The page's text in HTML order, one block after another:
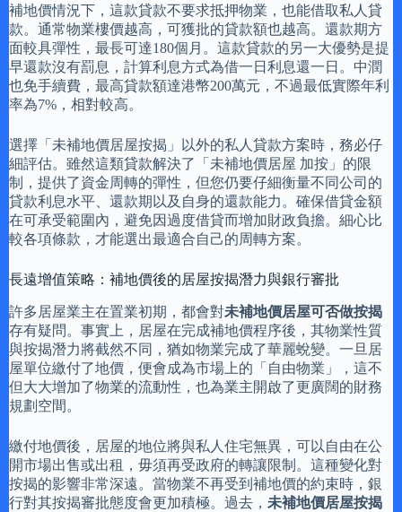
補地價情況下，這款貸款不要求抵押物業，也能借取私人貸
款。通常物業樓價越高，可獲批的貸款額也越高。還款期方
面較具彈性，最長可達180個月。這款貸款的另一大優勢是提
早還款沒有罰息，計算利息方式為借一日利息還一日。中潤
也免手續費，最高貸款額達港幣200萬元，不過最低實際年利
率為7%，相對較高。
選擇「未補地價居屋按揭」以外的私人貸款方案時，務必仔
細評估。雖然這類貸款解決了「未補地價居屋 加按」的限
制，提供了資金周轉的彈性，但您仍要仔細衡量不同公司的
貸款利息水平、還款期以及自身的還款能力。確保借貸金額
在可承受範圍內，避免因過度借貸而增加財政負擔。細心比
較各項條款，才能選出最適合自己的周轉方案。
長遠增值策略：補地價後的居屋按揭潛力與銀行審批
許多居屋業主在置業初期，都會對未補地價居屋可否做按揭
存有疑問。事實上，居屋在完成補地價程序後，其物業性質
與按揭潛力將截然不同，猶如物業完成了華麗蛻變。一旦居
屋單位繳付了地價，便會成為市場上的「自由物業」，這不
但大大增加了物業的流動性，也為業主開啟了更廣闊的財務
規劃空間。
繳付地價後，居屋的地位將與私人住宅無異，可以自由在公
開市場出售或出租，毋須再受政府的轉讓限制。這種變化對
按揭的影響非常深遠。當物業不再受到補地價的約束時，銀
行對其按揭審批態度會更加積極。過去， 未補地價居屋按揭